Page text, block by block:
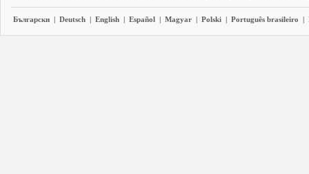
Български | Deutsch | English | Español | Magyar | Polski | Português brasileiro |